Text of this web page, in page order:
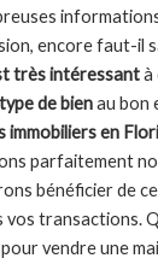
encore faut-il
très intéressantà
de bienau bon
immobiliers en
parfaitement
bénéficier de
vos transactions.
vendre une